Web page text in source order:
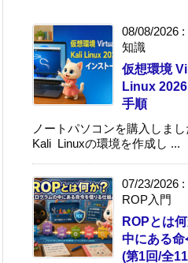
08/08/2026 :
知識
仮想環境
Linux
手順
ノートパソコンを購入しまし
Kali Linuxの環境を作成し ...
07/23/2026 :
ROP入門
ROPとは
中にある
(第1回/全